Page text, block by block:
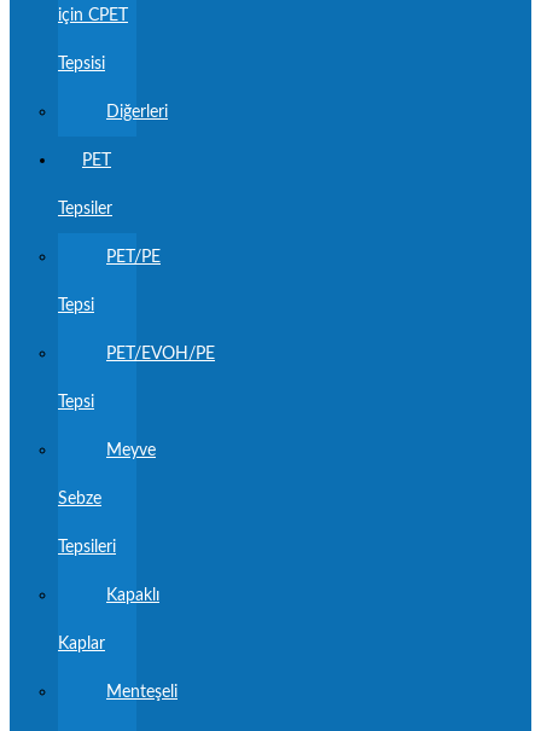
için CPET
Tepsisi
Diğerleri
PET
Tepsiler
PET/PE
Tepsi
PET/EVOH/PE
Tepsi
Meyve
Sebze
Tepsileri
Kapaklı
Kaplar
Menteşeli